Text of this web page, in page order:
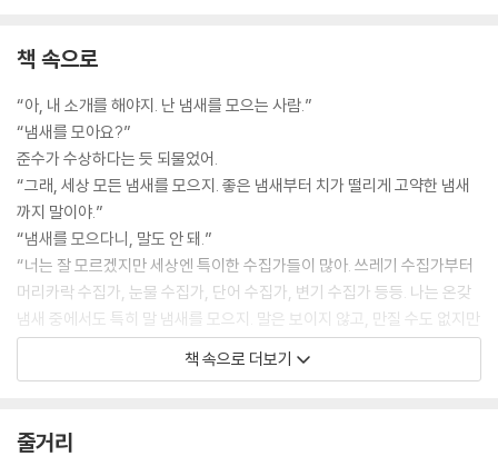
책 속으로
“아, 내 소개를 해야지. 난 냄새를 모으는 사람.”
“냄새를 모아요?”
준수가 수상하다는 듯 되물었어.
“그래, 세상 모든 냄새를 모으지. 좋은 냄새부터 치가 떨리게 고약한 냄새
까지 말이야.”
“냄새를 모으다니, 말도 안 돼.”
“너는 잘 모르겠지만 세상엔 특이한 수집가들이 많아. 쓰레기 수집가부터
머리카락 수집가, 눈물 수집가, 단어 수집가, 변기 수집가 등등. 나는 온갖
냄새 중에서도 특히 말 냄새를 모으지. 말은 보이지 않고, 만질 수도 없지만
냄새를 풍기거든.”
말이야.
책 속으로 더보기
줄거리